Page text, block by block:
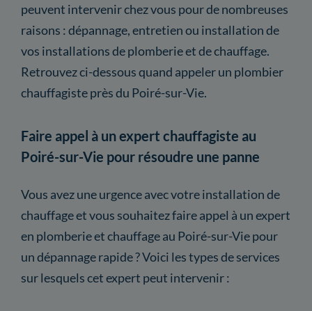
peuvent intervenir chez vous pour de nombreuses
raisons : dépannage, entretien ou installation de
vos installations de plomberie et de chauffage.
Retrouvez ci-dessous quand appeler un plombier
chauffagiste près du Poiré-sur-Vie.
Faire appel à un expert chauffagiste au
Poiré-sur-Vie pour résoudre une panne
Vous avez une urgence avec votre installation de
chauffage et vous souhaitez faire appel à un expert
en plomberie et chauffage au Poiré-sur-Vie pour
un dépannage rapide ? Voici les types de services
sur lesquels cet expert peut intervenir :